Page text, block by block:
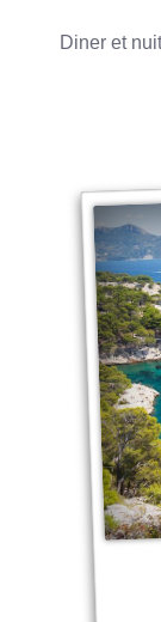
Diner et